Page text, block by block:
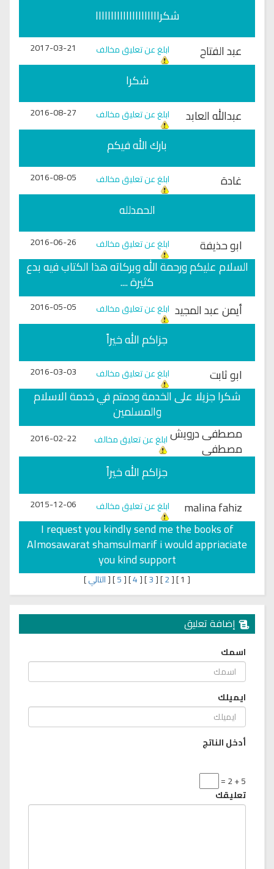
شكرااااااااااااااااااااا
عبد الفتاح
ابلغ عن تعليق مخالف 2017-03-21
شكرا
عبدالله العابد
ابلغ عن تعليق مخالف 2016-08-27
بارك الله فيكم
غادة
ابلغ عن تعليق مخالف 2016-08-05
الحمدلله
ابو حذيفة
ابلغ عن تعليق مخالف 2016-06-26
السلام عليكم ورحمة الله وبركاته هذا الكتاب فيه بدع
كثيرة ....
أيمن عبد المجيد ابلغ عن تعليق مخالف 2016-05-05
جزاكم الله خيراً
ابو ثابت
ابلغ عن تعليق مخالف 2016-03-03
شكرا جزيلا على الخدمة ودمتم في خدمة الاسلام
والمسلمين
مصطفى درويش
مصطفى ابلغ عن تعليق مخالف 2016-02-22
جزاكم الله خيراً
malina fahiz
ابلغ عن تعليق مخالف 2015-12-06
I request you kindly send me the books of
Almosawarat shamsulmarif i would appriaciate
you kind support
[
]
[
2
]
[
3
]
[
4
]
[
5
]
[التالي]
إضافة تعليق
اسمك
ايميلك
أدخل الناتج
5 + 2 =
تعليقك